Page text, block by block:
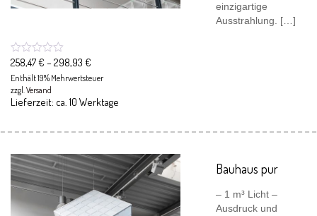
einzigartige
Ausstrahlung. […]
258,47€ –298,93 €
Enthält 19% Mehrwertsteuer
zzgl.Versand
Lieferzeit: ca. 10 Werktage
Bauhaus pur
– 1 m³ Licht –
Ausdruck und